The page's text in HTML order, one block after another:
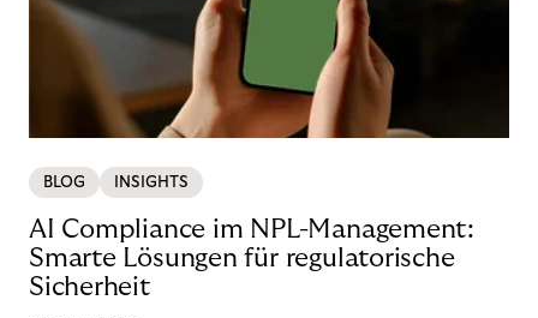
BLOG INSIGHTS
AI Compliance im NPL-Management:
Smarte Lösungen für regulatorische
Sicherheit